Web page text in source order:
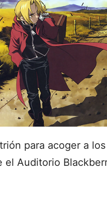
para acoger a
el Auditorio